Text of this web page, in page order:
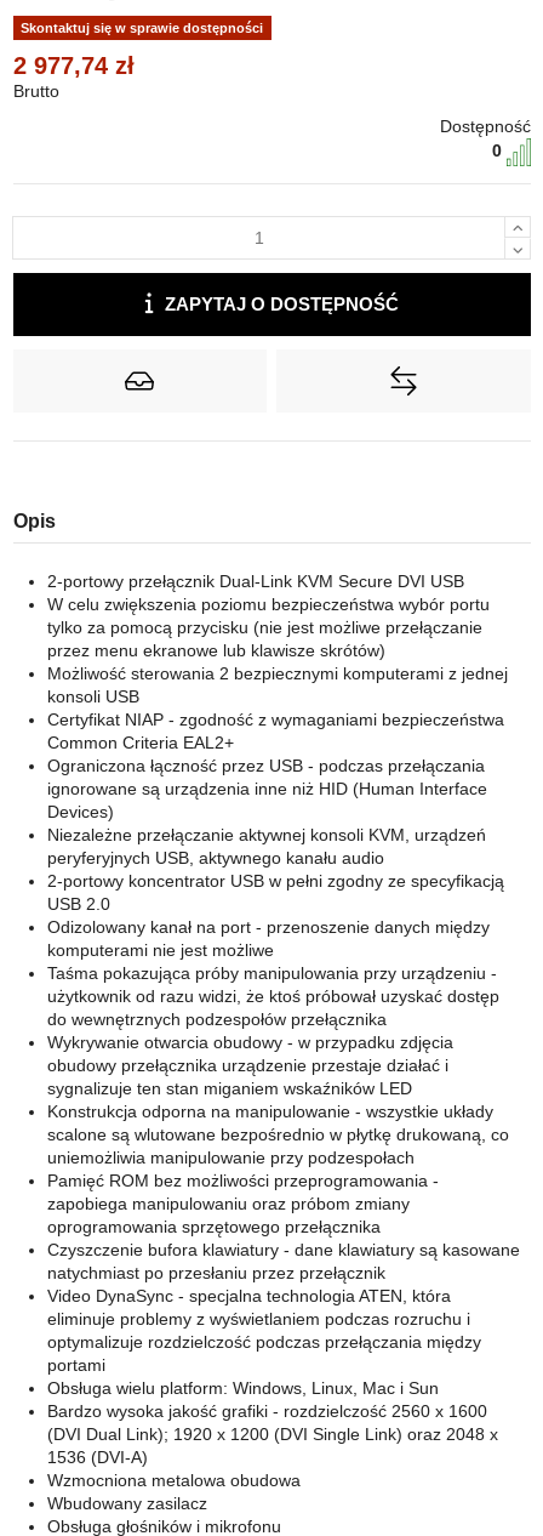
Skontaktuj się w sprawie dostępności
2 977,74 zł
Brutto
Dostępność
0
ZAPYTAJ O DOSTĘPNOŚĆ
Opis
2-portowy przełącznik Dual-Link KVM Secure DVI USB
W celu zwiększenia poziomu bezpieczeństwa wybór portu
tylko za pomocą przycisku (nie jest możliwe przełączanie
przez menu ekranowe lub klawisze skrótów)
Możliwość sterowania 2 bezpiecznymi komputerami z jednej
konsoli USB
Certyfikat NIAP - zgodność z wymaganiami bezpieczeństwa
Common Criteria EAL2+
Ograniczona łączność przez USB - podczas przełączania
ignorowane są urządzenia inne niż HID (Human Interface
Devices)
Niezależne przełączanie aktywnej konsoli KVM, urządzeń
peryferyjnych USB, aktywnego kanału audio
2-portowy koncentrator USB w pełni zgodny ze specyfikacją
USB 2.0
Odizolowany kanał na port - przenoszenie danych między
komputerami nie jest możliwe
Taśma pokazująca próby manipulowania przy urządzeniu -
użytkownik od razu widzi, że ktoś próbował uzyskać dostęp
do wewnętrznych podzespołów przełącznika
Wykrywanie otwarcia obudowy - w przypadku zdjęcia
obudowy przełącznika urządzenie przestaje działać i
sygnalizuje ten stan miganiem wskaźników LED
Konstrukcja odporna na manipulowanie - wszystkie układy
scalone są wlutowane bezpośrednio w płytkę drukowaną, co
uniemożliwia manipulowanie przy podzespołach
Pamięć ROM bez możliwości przeprogramowania -
zapobiega manipulowaniu oraz próbom zmiany
oprogramowania sprzętowego przełącznika
Czyszczenie bufora klawiatury - dane klawiatury są kasowane
natychmiast po przesłaniu przez przełącznik
Video DynaSync - specjalna technologia ATEN, która
eliminuje problemy z wyświetlaniem podczas rozruchu i
optymalizuje rozdzielczość podczas przełączania między
portami
Obsługa wielu platform: Windows, Linux, Mac i Sun
Bardzo wysoka jakość grafiki - rozdzielczość 2560 x 1600
(DVI Dual Link); 1920 x 1200 (DVI Single Link) oraz 2048 x
1536 (DVI-A)
Wzmocniona metalowa obudowa
Wbudowany zasilacz
Obsługa głośników i mikrofonu